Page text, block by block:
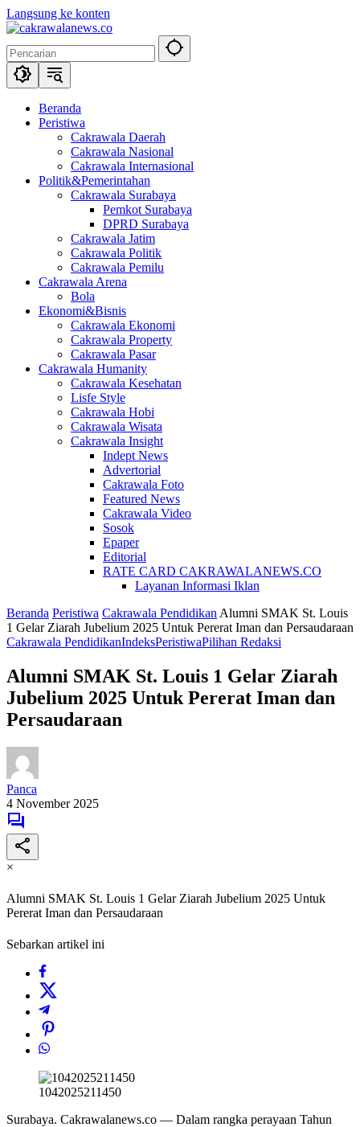
Langsung ke konten
Beranda
Peristiwa
Cakrawala Daerah
Cakrawala Nasional
Cakrawala Internasional
Politik&Pemerintahan
Cakrawala Surabaya
Pemkot Surabaya
DPRD Surabaya
Cakrawala Jatim
Cakrawala Politik
Cakrawala Pemilu
Cakrawala Arena
Bola
Ekonomi&Bisnis
Cakrawala Ekonomi
Cakrawala Property
Cakrawala Pasar
Cakrawala Humanity
Cakrawala Kesehatan
Lisfe Style
Cakrawala Hobi
Cakrawala Wisata
Cakrawala Insight
Indept News
Advertorial
Cakrawala Foto
Featured News
Cakrawala Video
Sosok
Epaper
Editorial
RATE CARD CAKRAWALANEWS.CO
Layanan Informasi Iklan
Beranda Peristiwa Cakrawala Pendidikan Alumni SMAK St. Louis
1 Gelar Ziarah Jubelium 2025 Untuk Pererat Iman dan Persaudaraan
Cakrawala PendidikanIndeksPeristiwaPilihan Redaksi
Alumni SMAK St. Louis 1 Gelar Ziarah
Jubelium 2025 Untuk Pererat Iman dan
Persaudaraan
Panca
4 November 2025
×
Alumni SMAK St. Louis 1 Gelar Ziarah Jubelium 2025 Untuk
Pererat Iman dan Persaudaraan
Sebarkan artikel ini
1042025211450
Surabaya. Cakrawalanews.co — Dalam rangka perayaan Tahun